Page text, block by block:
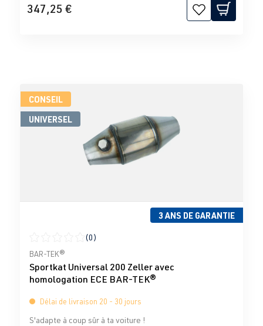
347,25 €
CONSEIL
UNIVERSEL
3 ANS DE GARANTIE
Note moyenne de 0 sur 5 étoiles
(0)
BAR-TEK®
Sportkat Universal 200 Zeller avec
homologation ECE BAR-TEK®
Délai de livraison 20 - 30 jours
S'adapte à coup sûr à ta voiture !